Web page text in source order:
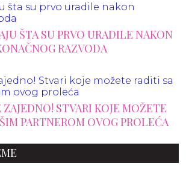
ŠTA SU PRVO URADILE NAKON
RAZVODA
ZAJEDNO! STVARI KOJE MOŽETE
PARTNEROM OVOG PROLEĆA